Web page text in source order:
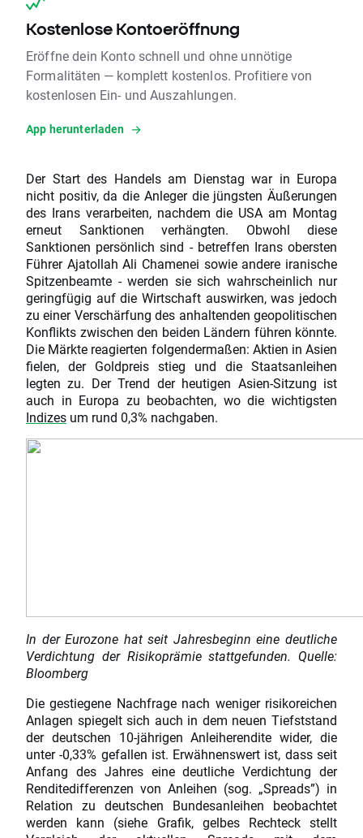
Kostenlose Kontoeröffnung
Eröffne dein Konto schnell und ohne unnötige
Formalitäten — komplett kostenlos. Profitiere von
kostenlosen Ein- und Auszahlungen.
App herunterladen
Der Start des Handels am Dienstag war in Europa
nicht positiv, da die Anleger die jüngsten Äußerungen
des Irans verarbeiten, nachdem die USA am Montag
erneut Sanktionen verhängten. Obwohl diese
Sanktionen persönlich sind - betreffen Irans obersten
Führer Ajatollah Ali Chamenei sowie andere iranische
Spitzenbeamte - werden sie sich wahrscheinlich nur
geringfügig auf die Wirtschaft auswirken, was jedoch
zu einer Verschärfung des anhaltenden geopolitischen
Konflikts zwischen den beiden Ländern führen könnte.
Die Märkte reagierten folgendermaßen: Aktien in Asien
fielen, der Goldpreis stieg und die Staatsanleihen
legten zu. Der Trend der heutigen Asien-Sitzung ist
auch in Europa zu beobachten, wo die wichtigsten
Indizes um rund 0,3% nachgaben.
In der Eurozone hat seit Jahresbeginn eine deutliche
Verdichtung der Risikoprämie stattgefunden. Quelle:
Bloomberg
Die gestiegene Nachfrage nach weniger risikoreichen
Anlagen spiegelt sich auch in dem neuen Tiefststand
der deutschen 10-jährigen Anleiherendite wider, die
unter -0,33% gefallen ist. Erwähnenswert ist, dass seit
Anfang des Jahres eine deutliche Verdichtung der
Renditedifferenzen von Anleihen (sog. „Spreads”) in
Relation zu deutschen Bundesanleihen beobachtet
werden kann (siehe Grafik, gelbes Rechteck stellt